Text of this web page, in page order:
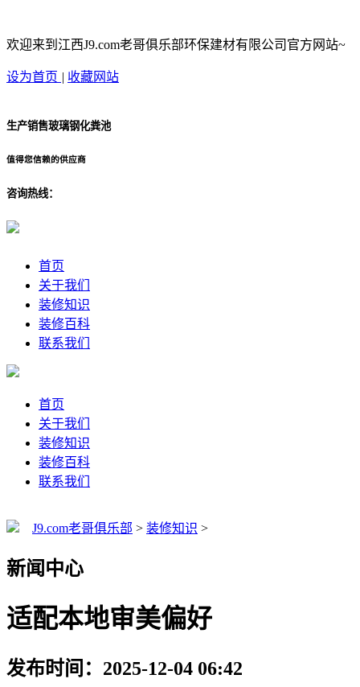
欢迎来到江西J9.com老哥俱乐部环保建材有限公司官方网站~
设为首页 | 收藏网站
生产销售玻璃钢化粪池
值得您信赖的供应商
咨询热线：
首页
关于我们
装修知识
装修百科
联系我们
首页
关于我们
装修知识
装修百科
联系我们
J9.com老哥俱乐部 > 装修知识 >
新闻中心
适配本地审美偏好
发布时间：2025-12-04 06:42